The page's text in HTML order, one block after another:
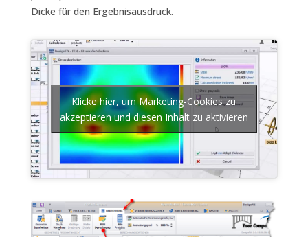
Dicke für den Ergebnisausdruck.
Klicke hier, um Marketing-Cookies zu
akzeptieren und diesen Inhalt zu aktivieren